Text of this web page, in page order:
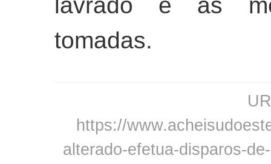
lavrado e as
tomadas.
https://
alterado-efetua-disparos-